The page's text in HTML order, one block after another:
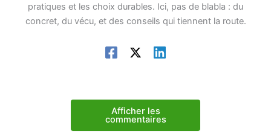
pratiques et les choix durables. Ici, pas de blabla : du
concret, du vécu, et des conseils qui tiennent la route.
Afficher les
commentaires